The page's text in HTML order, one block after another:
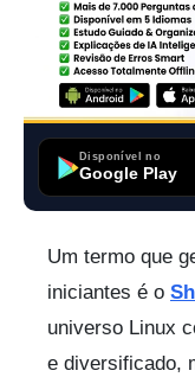
Disponível no
Google Play
Um termo que
iniciantes é o
universo Linux
e diversificado,